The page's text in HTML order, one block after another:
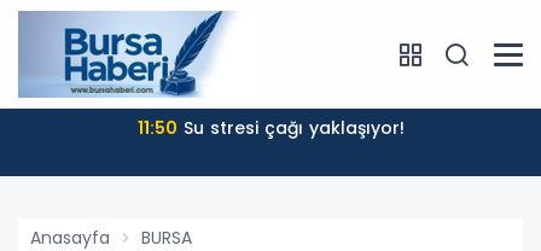
11:50 Su stresi çağı yaklaşıyor!
Anasayfa BURSA